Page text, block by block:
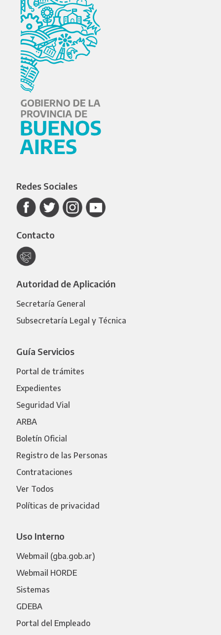
Redes Sociales
Contacto
Autoridad de Aplicación
Secretaría General
Subsecretaría Legal y Técnica
Guía Servicios
Portal de trámites
Expedientes
Seguridad Vial
ARBA
Boletín Oficial
Registro de las Personas
Contrataciones
Ver Todos
Políticas de privacidad
Uso Interno
Webmail (gba.gob.ar)
Webmail HORDE
Sistemas
GDEBA
Portal del Empleado